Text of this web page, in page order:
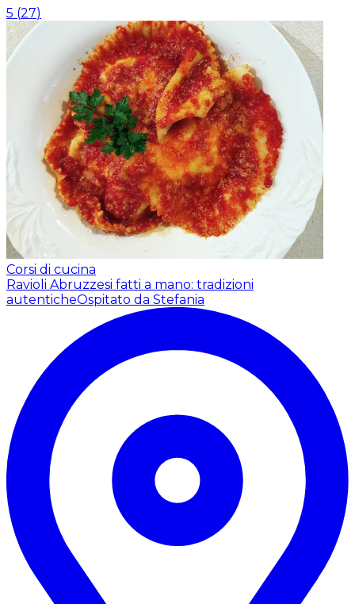
5 (27)
Corsi di cucina
Ravioli Abruzzesi fatti a mano: tradizioni
autenticheOspitato da Stefania